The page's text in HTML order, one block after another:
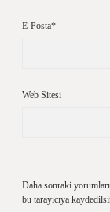
E-Posta*
Web Sitesi
Daha sonraki
bu tarayıcıya